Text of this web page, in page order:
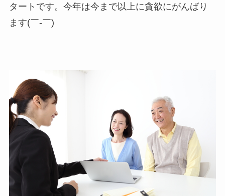
タートです。今年は今まで以上に貪欲にがんばり
ます(￣-￣)ゞ